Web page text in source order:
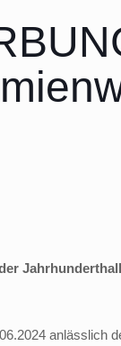
anlässlich